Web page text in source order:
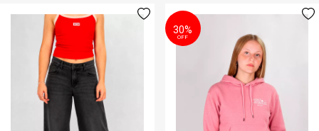
30%
OFF